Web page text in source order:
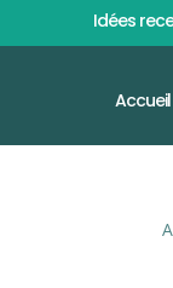
Idées
Accueil